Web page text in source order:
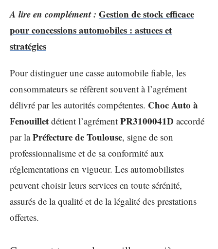
A lire en complément : Gestion de stock efficace
pour concessions automobiles : astuces et
stratégies
Pour distinguer une casse automobile fiable, les
consommateurs se réfèrent souvent à l’agrément
délivré par les autorités compétentes. Choc Auto à
Fenouillet détient l’agrément PR3100041D accordé
par laPréfecture de Toulouse, signe de son
professionnalisme et de sa conformité aux
réglementations en vigueur. Les automobilistes
peuvent choisir leurs services en toute sérénité,
assurés de la qualité et de la légalité des prestations
offertes.